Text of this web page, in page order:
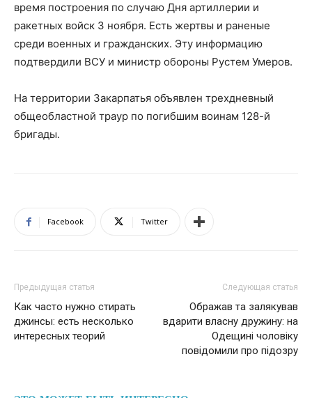
время построения по случаю Дня артиллерии и
ракетных войск 3 ноября. Есть жертвы и раненые
среди военных и гражданских. Эту информацию
подтвердили ВСУ и министр обороны Рустем Умеров.
На территории Закарпатья объявлен трехдневный
общеобластной траур по погибшим воинам 128-й
бригады.
Facebook Twitter
Предыдущая статья
Как часто нужно стирать
джинсы: есть несколько
интересных теорий
Следующая статья
Ображав та залякував
вдарити власну дружину: на
Одещині чоловіку
повідомили про підозру